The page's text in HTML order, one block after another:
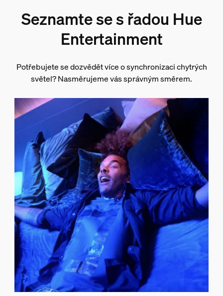
Seznamte se s řadou Hue
Entertainment
Potřebujete se dozvědět více o synchronizaci chytrých
světel? Nasměrujeme vás správným směrem.